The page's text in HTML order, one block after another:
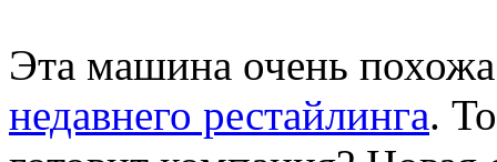
Эта машина очень
недавнего рестайлинга.